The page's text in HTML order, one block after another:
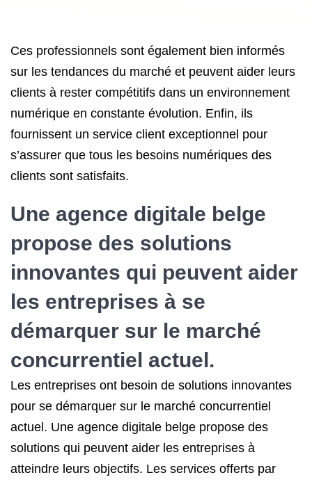
Ces professionnels sont également bien informés
sur les tendances du marché et peuvent aider leurs
clients à rester compétitifs dans un environnement
numérique en constante évolution. Enfin, ils
fournissent un service client exceptionnel pour
s’assurer que tous les besoins numériques des
clients sont satisfaits.
Une agence digitale belge
propose des solutions
innovantes qui peuvent aider
les entreprises à se
démarquer sur le marché
concurrentiel actuel.
Les entreprises ont besoin de solutions innovantes
pour se démarquer sur le marché concurrentiel
actuel. Une agence digitale belge propose des
solutions qui peuvent aider les entreprises à
atteindre leurs objectifs. Les services offerts par